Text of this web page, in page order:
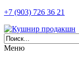
+7 (903) 726 36 21
Меню